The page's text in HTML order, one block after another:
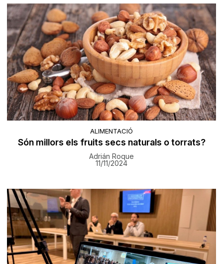
ALIMENTACIÓ
Són millors els fruits secs naturals o torrats?
Adrián Roque
11/11/2024